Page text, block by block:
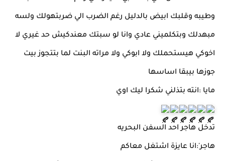
وطيبه وقلبك ابيض بالدليل رغم الضرب الي ضربتهولك ولسه
مبهدلك وبتكلميني عادي وانا لو سبتك معندكيش حد غيري لا
اخوكي هيستحملك ولا ابوكي ولا مراته البنت لما بتتجوز بيت
جوزها بيبقا اساسها
مايا :انته بتذلني شكرا ليك اوي
تدخل هاجر احد السفن البحريه
هاجر':انا عايزة اشتغل معاكم